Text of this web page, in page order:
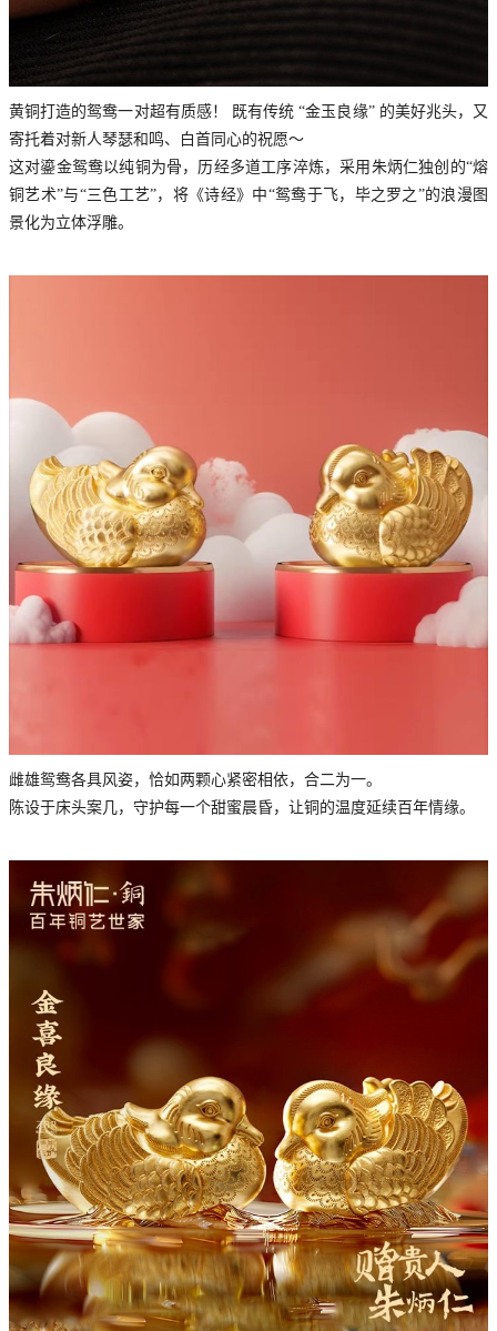
黄铜打造的鸳鸯一对超有质感！ 既有传统 “金玉良缘” 的美好兆头，又
寄托着对新人琴瑟和鸣、白首同心的祝愿～
这对鎏金鸳鸯以纯铜为骨，历经多道工序淬炼，采用朱炳仁独创的“熔
铜艺术”与“三色工艺”，将《诗经》中“鸳鸯于飞，毕之罗之”的浪漫图
景化为立体浮雕。
雌雄鸳鸯各具风姿，恰如两颗心紧密相依，合二为一。
陈设于床头案几，守护每一个甜蜜晨昏，让铜的温度延续百年情缘。